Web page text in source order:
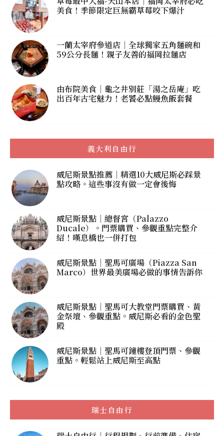
美食！季節限定巨無霸草莓咬下爆汁
一蘭太宰府參道店｜全球獨家五角麵碗和
59公分長麵！親子友善的福岡拉麵店
由布院美食｜龜之井別莊「湯之岳庵」吃
出百年古宅魅力！老饕必點鰻魚飯套餐
義大利自由行
威尼斯景點推薦｜精選10大威尼斯必踩景
點攻略。這些事沒有做一定會後悔
威尼斯景點｜總督宮（Palazzo
Ducale）。門票購買、參觀重點完整介
紹！嘆息橋也一併打包
威尼斯景點｜聖馬可廣場（Piazza San
Marco）世界最美廣場必做的事情告訴你
威尼斯景點｜聖馬可大教堂門票購買、黃
金祭壇、參觀重點。威尼斯必看的金色聖
殿
威尼斯景點｜聖馬可鐘樓登頂門票、參觀
重點。輕鬆站上威尼斯至高點
瑞士自由行